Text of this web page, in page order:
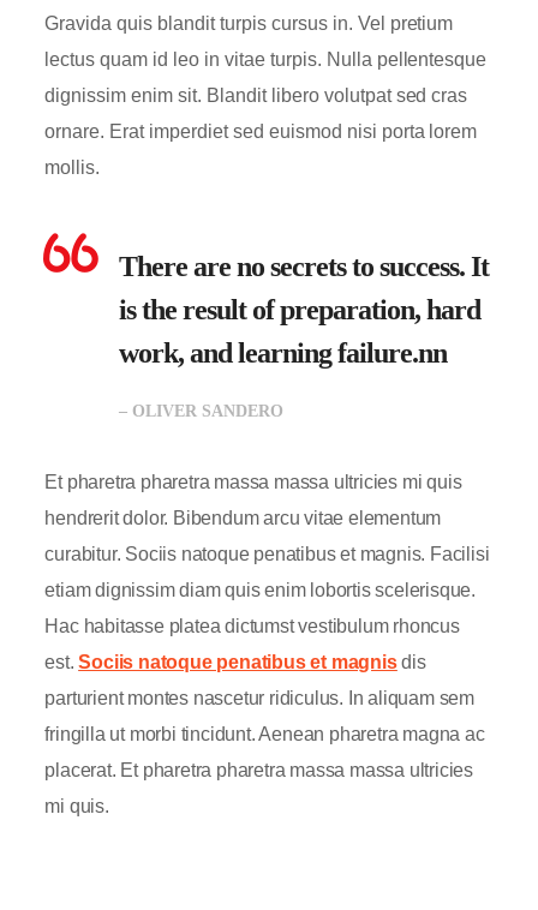
Gravida quis blandit turpis cursus in. Vel pretium
lectus quam id leo in vitae turpis. Nulla pellentesque
dignissim enim sit. Blandit libero volutpat sed cras
ornare. Erat imperdiet sed euismod nisi porta lorem
mollis.
There are no secrets to success. It
is the result of preparation, hard
work, and learning failure.nn
– OLIVER SANDERO
Et pharetra pharetra massa massa ultricies mi quis
hendrerit dolor. Bibendum arcu vitae elementum
curabitur. Sociis natoque penatibus et magnis. Facilisi
etiam dignissim diam quis enim lobortis scelerisque.
Hac habitasse platea dictumst vestibulum rhoncus
est.Sociis natoque penatibus et magnisdis
parturient montes nascetur ridiculus. In aliquam sem
fringilla ut morbi tincidunt. Aenean pharetra magna ac
placerat. Et pharetra pharetra massa massa ultricies
mi quis.